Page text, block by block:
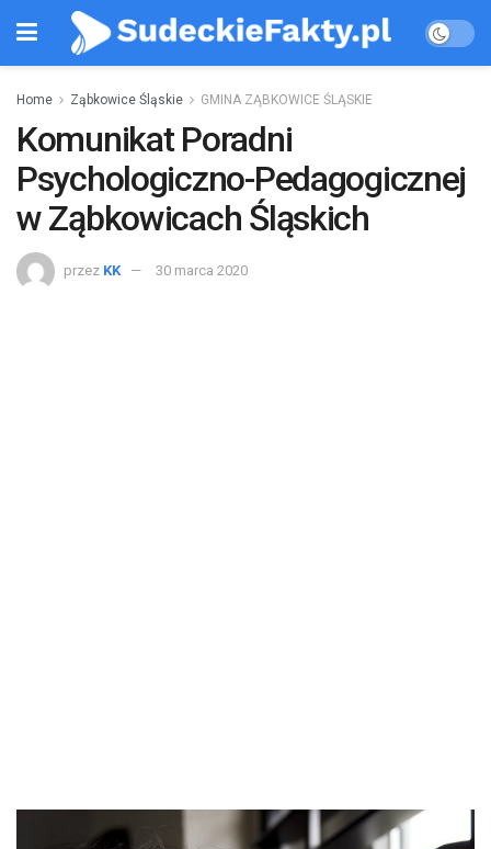
Home Ząbkowice Śląskie GMINA ZĄBKOWICE ŚLĄSKIE
Komunikat Poradni
Psychologiczno-Pedagogicznej
w Ząbkowicach Śląskich
przez KK 30 marca 2020